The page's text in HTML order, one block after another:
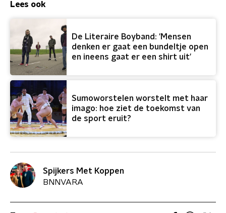
Lees ook
De Literaire Boyband: 'Mensen
denken er gaat een bundeltje open
en ineens gaat er een shirt uit'
Sumoworstelen worstelt met haar
imago: hoe ziet de toekomst van
de sport eruit?
Spijkers Met Koppen
BNNVARA